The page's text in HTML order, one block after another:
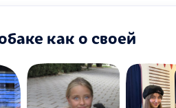
как о своей